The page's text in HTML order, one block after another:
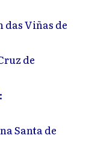
das Viñas de
de
Santa de